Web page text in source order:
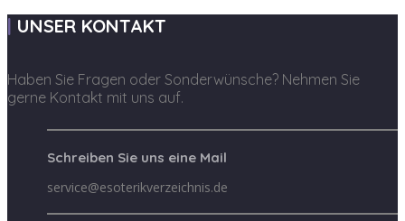
UNSER KONTAKT
Haben Sie Fragen oder Sonderwünsche? Nehmen Sie
gerne Kontakt mit uns auf.
Schreiben Sie uns eine Mail
service@esoterikverzeichnis.de